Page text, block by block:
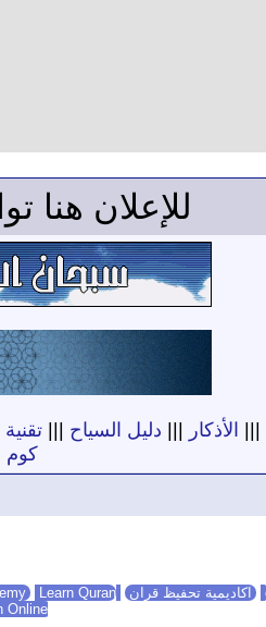
للإعلان هنا
الأذكار دليل السياح |||
كوم
اكاديمية تحفيظ قران Learn Quran
Online